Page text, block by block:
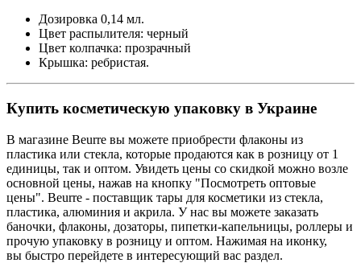
Дозировка 0,14 мл.
Цвет распылителя: черный
Цвет колпачка: прозрачный
Крышка: ребристая.
Купить косметическую упаковку в Украине
В магазине Beurre вы можете приобрести флаконы из
пластика или стекла, которые продаются как в розницу от 1
единицы, так и оптом. Увидеть цены со скидкой можно возле
основной цены, нажав на кнопку "Посмотреть оптовые
цены". Beurre - поставщик тары для косметики из стекла,
пластика, алюминия и акрила. У нас вы можете заказать
баночки, флаконы, дозаторы, пипетки-капельницы, роллеры и
прочую упаковку в розницу и оптом. Нажимая на иконку,
вы быстро перейдете в интересующий вас раздел.